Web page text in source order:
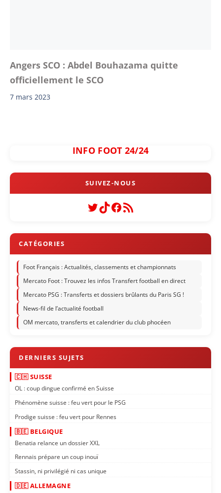
Angers SCO : Abdel Bouhazama quitte
officiellement le SCO
7 mars 2023
INFO FOOT 24/24
Twitter
TikTok
Facebook
Flux RSS
Foot Français : Actualités, classements et championnats
Mercato Foot : Trouvez les infos Transfert football en direct
Mercato PSG : Transferts et dossiers brûlants du Paris SG !
News-fil de l’actualité football
OM mercato, transferts et calendrier du club phocéen
🇨🇭 SUISSE
OL : coup dingue confirmé en Suisse
Phénomène suisse : feu vert pour le PSG
Prodige suisse : feu vert pour Rennes
🇧🇪 BELGIQUE
Benatia relance un dossier XXL
Rennais prépare un coup inouï
Stassin, ni privilégié ni cas unique
🇩🇪 ALLEMAGNE